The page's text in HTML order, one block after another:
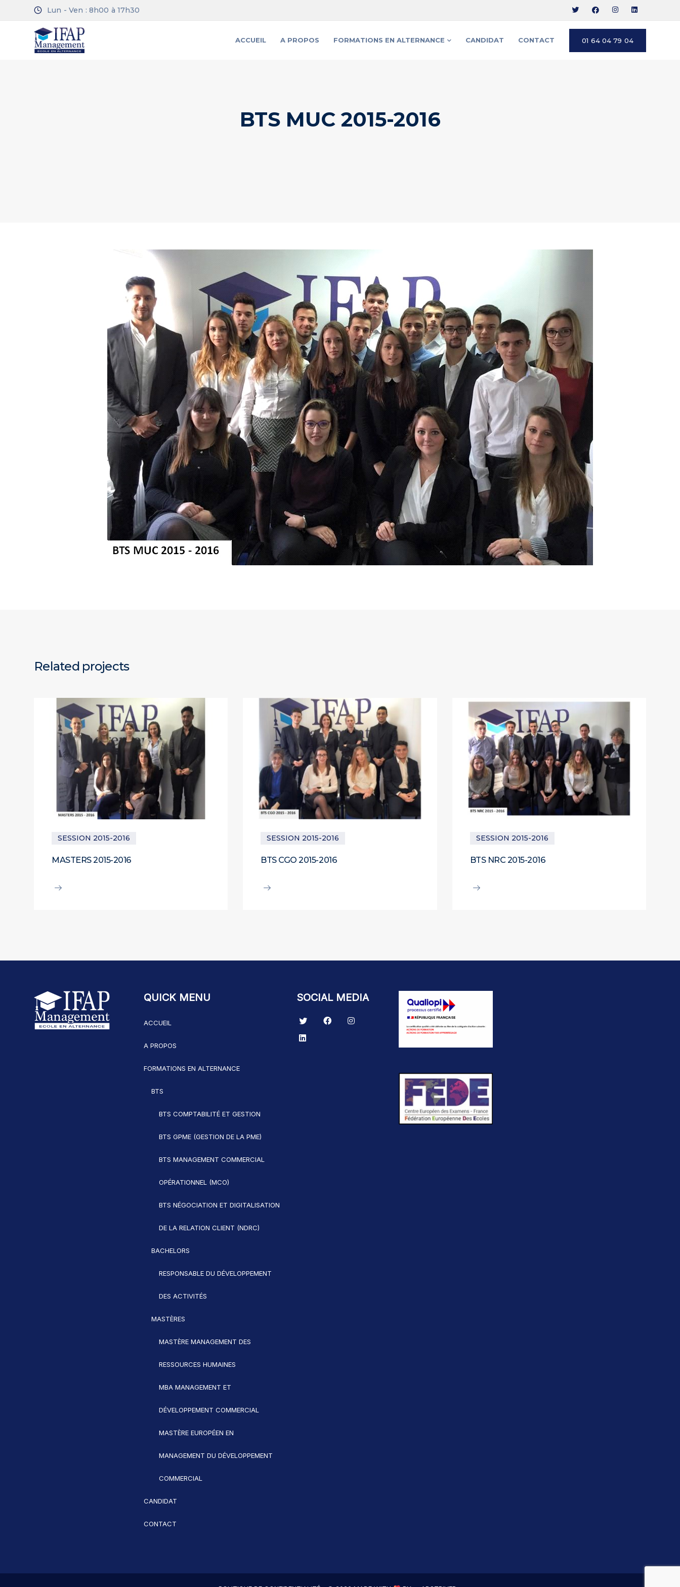
Lun - Ven : 8h00 à 17h30
ACCUEIL A PROPOS FORMATIONS EN ALTERNANCE CANDIDAT CONTACT 01 64 04 79 04
BTS MUC 2015-2016
Related projects
SESSION 2015-2016
MASTERS 2015-2016
SESSION 2015-2016
BTS CGO 2015-2016
SESSION 2015-2016
BTS NRC 2015-2016
QUICK MENU
ACCUEIL
A PROPOS
FORMATIONS EN ALTERNANCE
BTS
BTS COMPTABILITÉ ET GESTION
BTS GPME (GESTION DE LA PME)
BTS MANAGEMENT COMMERCIAL
OPÉRATIONNEL (MCO)
BTS NÉGOCIATION ET DIGITALISATION
DE LA RELATION CLIENT (NDRC)
BACHELORS
RESPONSABLE DU DÉVELOPPEMENT
DES ACTIVITÉS
MASTÈRES
MASTÈRE MANAGEMENT DES
RESSOURCES HUMAINES
MBA MANAGEMENT ET
DÉVELOPPEMENT COMMERCIAL
MASTÈRE EUROPÉEN EN
MANAGEMENT DU DÉVELOPPEMENT
COMMERCIAL
CANDIDAT
CONTACT
SOCIAL MEDIA